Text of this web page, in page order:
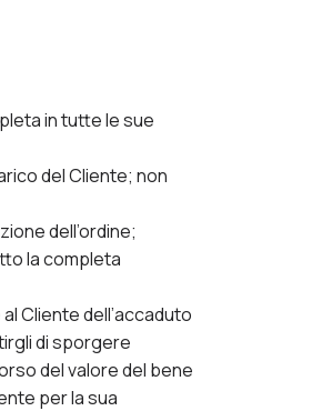
in tutte le sue
del Cliente; non
dell’ordine;
la completa
Cliente dell’accaduto
di sporgere
del valore del bene
per la sua